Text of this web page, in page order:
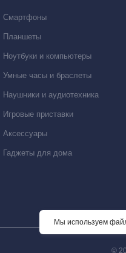
Смартфоны
Планшеты
Ноутбуки и компьютеры
Умные часы и браслеты
Наушники и аудиотехника
Игровые приставки
Аксессуары
Гаджеты для дома
©
Мы используем